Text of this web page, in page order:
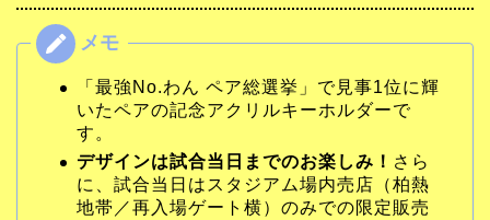
「最強No.わん ペア総選挙」で見事1位に輝
いたペアの記念アクリルキーホルダーで
す。
デザインは試合当日までのお楽しみ！ さら
に、試合当日はスタジアム場内売店（柏熱
地帯／再入場ゲート横）のみでの限定販売